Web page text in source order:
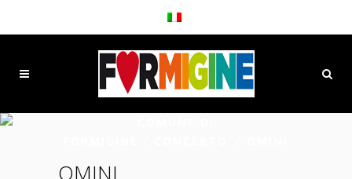
OMINI